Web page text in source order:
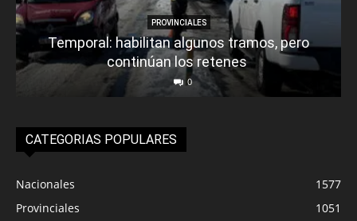
PROVINCIALES
Temporal: habilitan algunos tramos, pero
continúan los retenes
0
CATEGORIAS POPULARES
Nacionales
1577
Provinciales
1051